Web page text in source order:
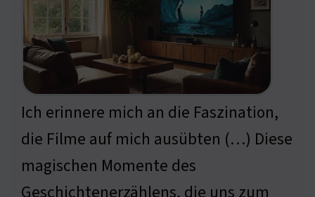
Ich erinnere mich an die Faszination,
die Filme auf mich ausübten (…) Diese
magischen Momente des
Geschichtenerzählens, die uns zum